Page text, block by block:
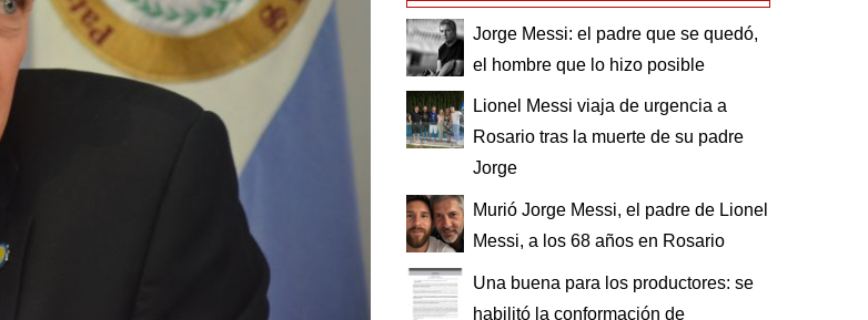
Jorge Messi: el padre que se quedó,
el hombre que lo hizo posible
Lionel Messi viaja de urgencia a
Rosario tras la muerte de su padre
Jorge
Murió Jorge Messi, el padre de Lionel
Messi, a los 68 años en Rosario
Una buena para los productores: se
habilitó la conformación de